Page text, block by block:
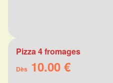
Pizza 4 fromages
Dès 10.00 €